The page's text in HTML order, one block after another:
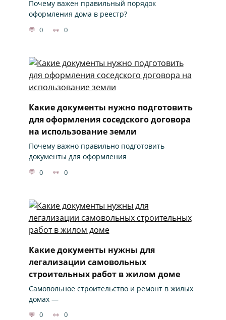
Почему важен правильный порядок
оформления дома в реестр?
0 0
Какие документы нужно подготовить
для оформления соседского договора
на использование земли
Почему важно правильно подготовить
документы для оформления
0 0
Какие документы нужны для
легализации самовольных
строительных работ в жилом доме
Самовольное строительство и ремонт в жилых
домах —
0 0